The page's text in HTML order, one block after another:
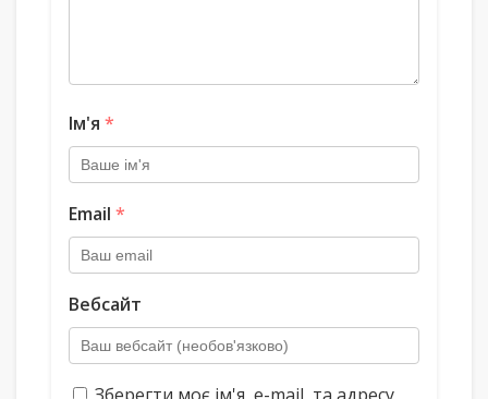
Ім'я *
Email *
Вебсайт